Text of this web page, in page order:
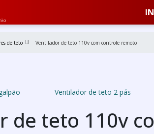
de teto Ventilador de teto 110v com controle remoto
Ventilador de teto 2 pás
de teto 110v